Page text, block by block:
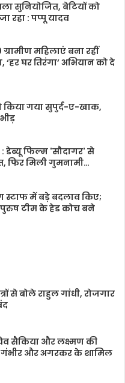
सुनियोजित, बेटियों को
रहा : पप्पू यादव
महिलाएं बना रहीं
‘हर घर तिरंगा’ अभियान को दे
गया सुपुर्द-ए-खाक,
डेब्यू फिल्म 'सौदागर' से
फिर मिली गुमनामी…
स्टाफ में बड़े बदलाव किए;
टीम के हेड कोच बने
से बोले राहुल गांधी, रोजगार
सैकिया और लक्ष्मण की
गंभीर और अगरकर के शामिल